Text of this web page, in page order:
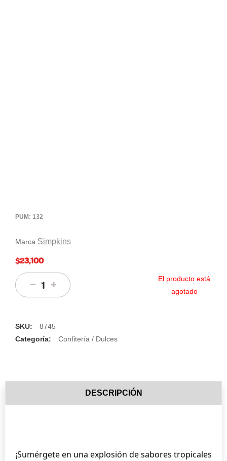
PUM: 132
Marca Simpkins
$23,100
El producto está
agotado
SKU:
8745
Categoría:
Confitería / Dulces
DESCRIPCIÓN
¡Sumérgete en una explosión de sabores tropicales